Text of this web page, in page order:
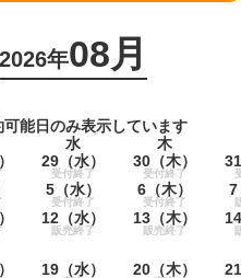
2026年08月
能日のみ表示しています
水
木
29 （水）
受付終了
30 （木）
受付終了
31
5 （水）
受付終了
6 （木）
受付終了
7
12 （水）
販売終了
13 （木）
販売終了
14
19 （水） 20 （木） 21